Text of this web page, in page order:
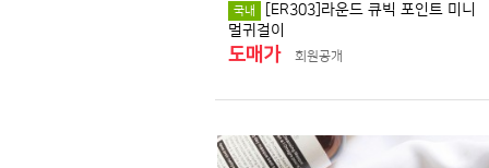
국내
[ER303]라운드 큐빅 포인트 미니
멀귀걸이
도매가 회원공개